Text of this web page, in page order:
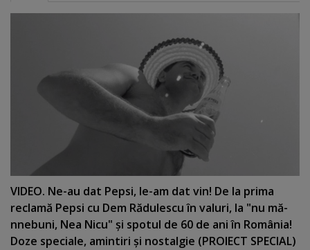
VIDEO. Ne-au dat Pepsi, le-am dat vin! De la prima
reclamă Pepsi cu Dem Rădulescu în valuri, la "nu mă-
nnebuni, Nea Nicu" şi spotul de 60 de ani în România!
Doze speciale, amintiri şi nostalgie (PROIECT SPECIAL)